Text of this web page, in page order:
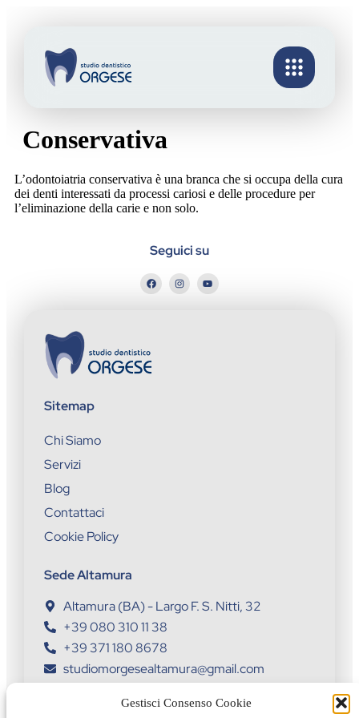
Gestisci Consenso Cookie
Conservativa
L’odontoiatria conservativa è una branca che si occupa della cura
dei denti interessati da processi cariosi e delle procedure per
l’eliminazione della carie e non solo.
Seguici su
Sitemap
Chi Siamo
Servizi
Blog
Contattaci
Cookie Policy
Sede Altamura
Altamura (BA) - Largo F. S. Nitti, 32
+39 080 310 11 38
+39 371 180 8678
studiomorgesealtamura@gmail.com